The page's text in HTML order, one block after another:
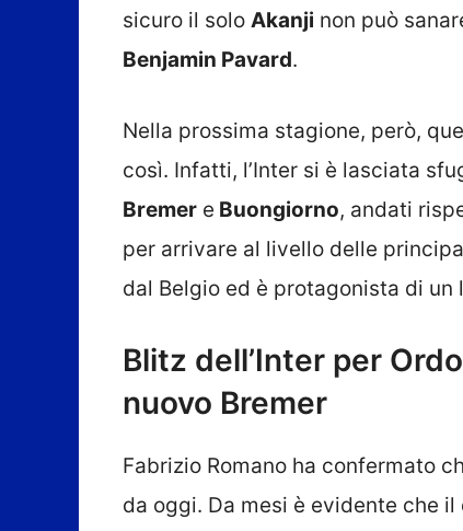
sicuro il solo Akanji non può
Benjamin Pavard.
Nella prossima stagione, però,
così. Infatti, l’Inter si è lasciata
Bremer e Buongiorno, andati
per arrivare al livello delle
dal Belgio ed è protagonista di un
Blitz dell’Inter per
nuovo Bremer
Fabrizio Romano ha confermato
da oggi. Da mesi è evidente che